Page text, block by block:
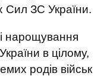
Сил ЗС України.
нарощування
в цілому,
родів військ